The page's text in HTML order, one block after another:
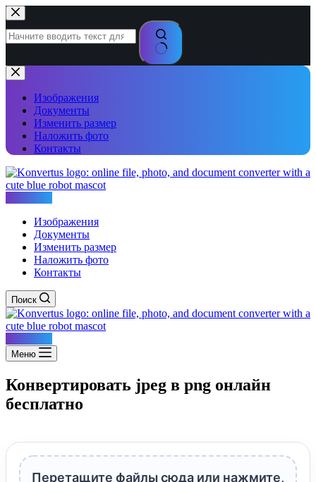
Перейти
к
сути
Ничего
не
найденоИзображения
Документы
Изменить размер
Наложить фото
Контакты
Изображения
Документы
Изменить размер
Наложить фото
Контакты
Поиск
Меню
Конвертировать jpeg в png онлайн
бесплатно
Перетащите файлы сюда или нажмите,